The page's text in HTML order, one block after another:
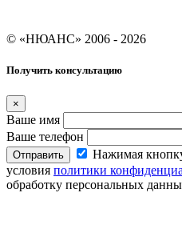
© «НЮАНС» 2006 - 2026
Получить консультацию
×
Ваше имя
Ваше телефон
Отправить
Нажимая
условия политики
обработку персональных